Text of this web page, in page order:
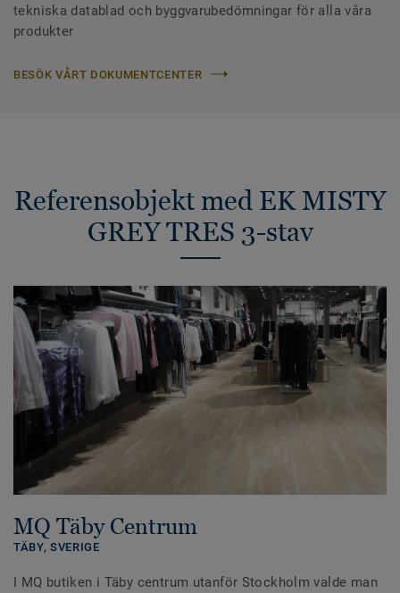
tekniska datablad och byggvarubedömningar för alla våra
produkter
BESÖK VÅRT DOKUMENTCENTER
Referensobjekt med EK MISTY
GREY TRES 3-stav
MQ Täby Centrum
TÄBY, SVERIGE
I MQ butiken i Täby centrum utanför Stockholm valde man